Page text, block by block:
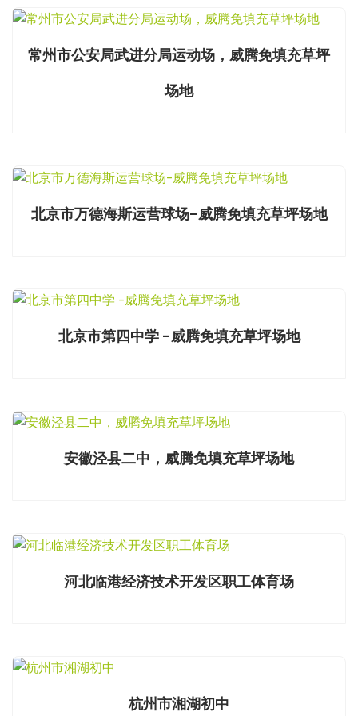
常州市公安局武进分局运动场，威腾免填充草坪
场地
北京市万德海斯运营球场-威腾免填充草坪场地
北京市第四中学 -威腾免填充草坪场地
安徽泾县二中，威腾免填充草坪场地
河北临港经济技术开发区职工体育场
杭州市湘湖初中